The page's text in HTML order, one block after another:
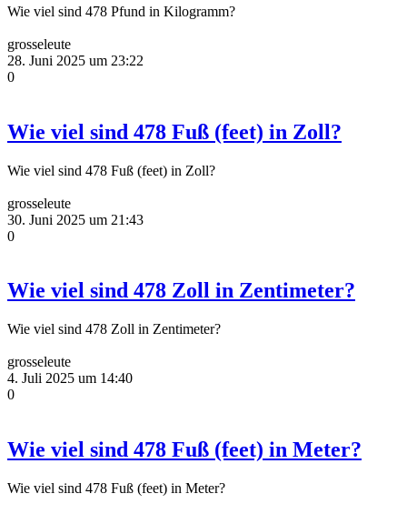
Wie viel sind 478 Pfund in Kilogramm?
grosseleute
28. Juni 2025 um 23:22
0
Wie viel sind 478 Fuß (feet) in Zoll?
Wie viel sind 478 Fuß (feet) in Zoll?
grosseleute
30. Juni 2025 um 21:43
0
Wie viel sind 478 Zoll in Zentimeter?
Wie viel sind 478 Zoll in Zentimeter?
grosseleute
4. Juli 2025 um 14:40
0
Wie viel sind 478 Fuß (feet) in Meter?
Wie viel sind 478 Fuß (feet) in Meter?